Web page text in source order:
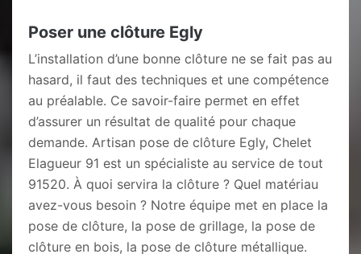
Poser une clôture Egly
L’installation d’une bonne clôture ne se fait pas au
hasard, il faut des techniques et une compétence
au préalable. Ce savoir-faire permet en effet
d’assurer un résultat de qualité pour chaque
demande. Artisan pose de clôture Egly, Chelet
Elagueur 91 est un spécialiste au service de tout
91520. À quoi servira la clôture ? Quel matériau
avez-vous besoin ? Notre équipe met en place la
pose de clôture, la pose de grillage, la pose de
clôture en bois, la pose de clôture métallique.